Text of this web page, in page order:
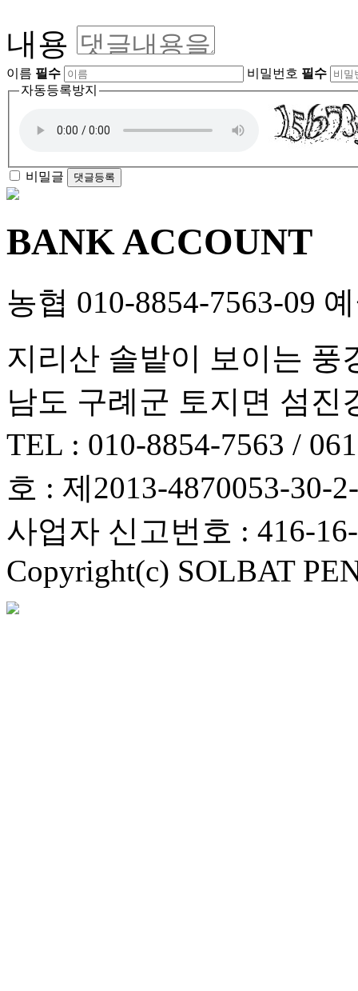
내용
이름 필수 비밀번호 필수
자동등록방지
비밀글 댓글등록
BANK ACCOUNT
농협 010-8854-7563-09
지리산 솔밭이 보이는 풍
남도 구례군 토지면 섬진
TEL : 010-8854-7563 /
호 : 제2013-4870053-30-
사업자 신고번호 : 416-
Copyright(c) SOLBAT